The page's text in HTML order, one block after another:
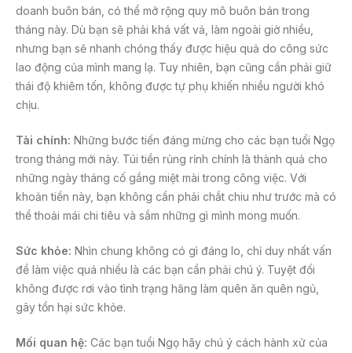
doanh buôn bán, có thể mở rộng quy mô buôn bán trong
tháng này. Dù bạn sẽ phải khá vất vả, làm ngoài giờ nhiều,
nhưng bạn sẽ nhanh chóng thấy được hiệu quả do công sức
lao động của mình mang lạ. Tuy nhiên, bạn cũng cần phải giữ
thái độ khiêm tốn, không được tự phụ khiến nhiều người khó
chịu.
Tài chính: Những bước tiến đáng mừng cho các bạn tuổi Ngọ
trong tháng mới này. Túi tiền rủng rỉnh chính là thành quả cho
những ngày tháng cố gắng miệt mài trong công việc. Với
khoản tiền này, bạn không cần phải chắt chiu như trước mà có
thể thoải mái chi tiêu và sắm những gì mình mong muốn.
Sức khỏe: Nhìn chung không có gì đáng lo, chỉ duy nhất vấn
đề làm việc quá nhiều là các bạn cần phải chú ý. Tuyệt đối
không được rơi vào tình trạng hăng làm quên ăn quên ngủ,
gây tổn hại sức khỏe.
Mối quan hệ: Các bạn tuổi Ngọ hãy chú ý cách hành xử của